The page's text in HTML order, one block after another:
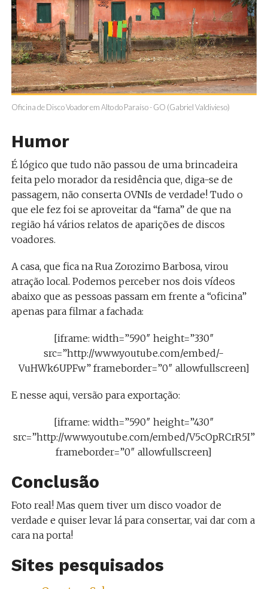
Oficina de Disco Voador em Alto do Paraíso - GO (Gabriel Valdivieso)
Humor
É lógico que tudo não passou de uma brincadeira
feita pelo morador da residência que, diga-se de
passagem, não conserta OVNIs de verdade! Tudo o
que ele fez foi se aproveitar da “fama” de que na
região há vários relatos de aparições de discos
voadores.
A casa, que fica na Rua Zorozimo Barbosa, virou
atração local. Podemos perceber nos dois vídeos
abaixo que as pessoas passam em frente a “oficina”
apenas para filmar a fachada:
[iframe: width=”590″ height=”330″
src=”http://www.youtube.com/embed/-
VuHWk6UPFw” frameborder=”0″ allowfullscreen]
E nesse aqui, versão para exportação:
[iframe: width=”590″ height=”430″
src=”http://www.youtube.com/embed/V5cOpRCrR5I”
frameborder=”0″ allowfullscreen]
Conclusão
Foto real! Mas quem tiver um disco voador de
verdade e quiser levar lá para consertar, vai dar com a
cara na porta!
Sites pesquisados